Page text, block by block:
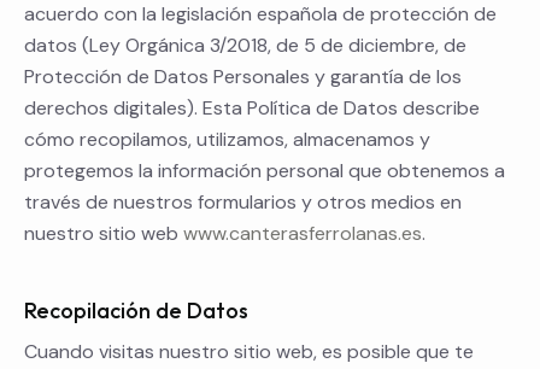
acuerdo con la legislación española de protección de
datos (Ley Orgánica 3/2018, de 5 de diciembre, de
Protección de Datos Personales y garantía de los
derechos digitales). Esta Política de Datos describe
cómo recopilamos, utilizamos, almacenamos y
protegemos la información personal que obtenemos a
través de nuestros formularios y otros medios en
nuestro sitio web www.canterasferrolanas.es.
Recopilación de Datos
Cuando visitas nuestro sitio web, es posible que te